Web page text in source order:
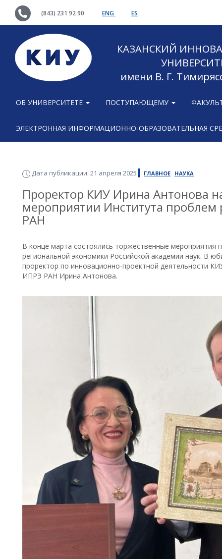
(843) 231 92 90 ENG ES
КАЗАНСКИЙ
имени В. Г.
ОБ УНИВЕРСИТЕТЕ ПОСТУПАЮЩЕМУ
ЭЛЕКТРОННАЯ ИНФОРМАЦИОННО-ОБРАЗОВАТЕЛЬНАЯ
Дата публикации: 21 апреля 2025 ГЛАВНОЕ НАУКА
Проректор КИУ Ирина Антонова
мероприятии Института
РАН
В конце марта состоялись торжественные мероприятия
региональной экономики Российской академии наук. В
проректор по инновационно-проектной деятельности
ИПРЭ РАН Ирина Антонова.